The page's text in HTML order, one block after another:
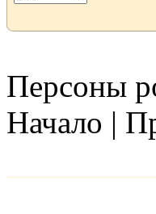
Персоны
Начало |